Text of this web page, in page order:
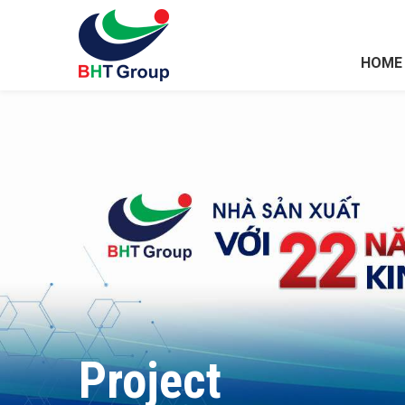
HOME
Project